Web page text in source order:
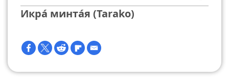
Икра́ минта́я (Tarako)